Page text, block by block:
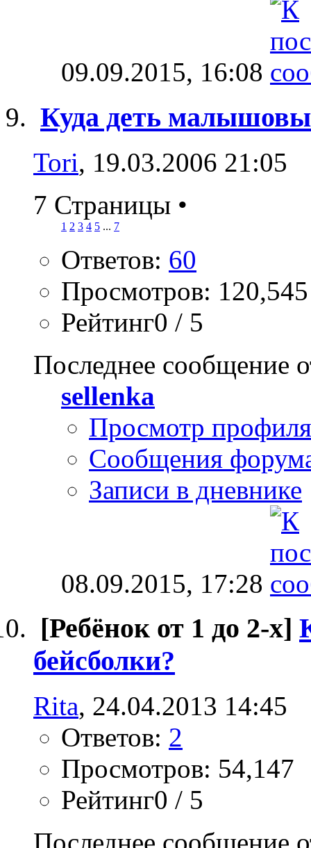
09.09.2015, 16:08
Куда деть
Tori, 19.03.2006 21:05
7 Страницы •
1 2 3 4 5 ... 7
Ответов: 60
Просмотров: 120,545
Рейтинг0 / 5
Последнее сообщение
sellenka
Просмотр профиля
Сообщения
Записи в дневнике
08.09.2015, 17:28
[Ребёнок от 1 до 2-х]
бейсболки?
Rita, 24.04.2013 14:45
Ответов: 2
Просмотров: 54,147
Рейтинг0 / 5